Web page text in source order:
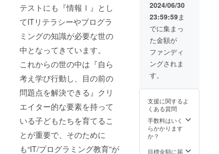
テストにも『情報Ⅰ』とし
てITリテラシーやプログラ
ミングの知識が必要な世の
中となってきています。
これからの世の中は『自ら
考え学び行動し、目の前の
問題点を解決できる』クリ
エイター的な要素を持って
いる子どもたちを育てるこ
とが重要で、そのために
も“IT/プログラミング教育”が
負担く
ださい
※後日日
程調整
の上、
撮影を
実施し
ます
（30分
※1支援
１点の
み作成
可能で
す ※ス
フィ
ただく
ため一
が異な
る場合
ます
中学生
にかけ
て全国
ランキ
ング上
位ラン
カー多
数 指
導者
リエイ
ターハ
ウス）
※開催日
時は変
る場合
／はち
みつ／
ベーキ
ングパ
ウダー
／黒胡
椒／塩
＜賞味
期限＞
（解凍
後は1
日） ＜
上がり
方＞ 袋
セージ
機能を
利用し
てお送
りしま
す
後に
セージ
機能に
りしま
す。 ＜
フェ形
一色産
うなぎ/
一色さ
かな村
の海鮮
類/肉類/
年9月末
事前の
「体験
＆相談
会」に
参加し
入会手
続きを
ります
※他の
キャン
ペーン
や特典
などと
せん ※
りま
す。 ・
通常：
59,400
円
⇒18,70
0円に！
（総
額：
得） ※
齢：小
学１年
生から
中学２
※2024
2024/06/30
23:59:59ま
でに集まっ
た金額が
ファンディ
ングされま
す。
支援に関するよ
くある質問
手数料はいく
らかかります
か？
目標金額に届